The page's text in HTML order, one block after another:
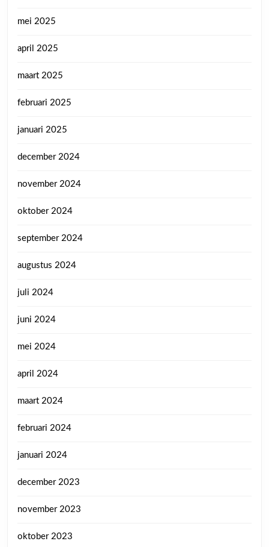
mei 2025
april 2025
maart 2025
februari 2025
januari 2025
december 2024
november 2024
oktober 2024
september 2024
augustus 2024
juli 2024
juni 2024
mei 2024
april 2024
maart 2024
februari 2024
januari 2024
december 2023
november 2023
oktober 2023